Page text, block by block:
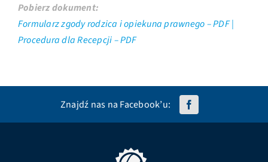
Pobierz dokument:
Formularz zgody rodzica i opiekuna prawnego – PDF |
Procedura dla Recepcji – PDF
Znajdź nas na Facebook’u: